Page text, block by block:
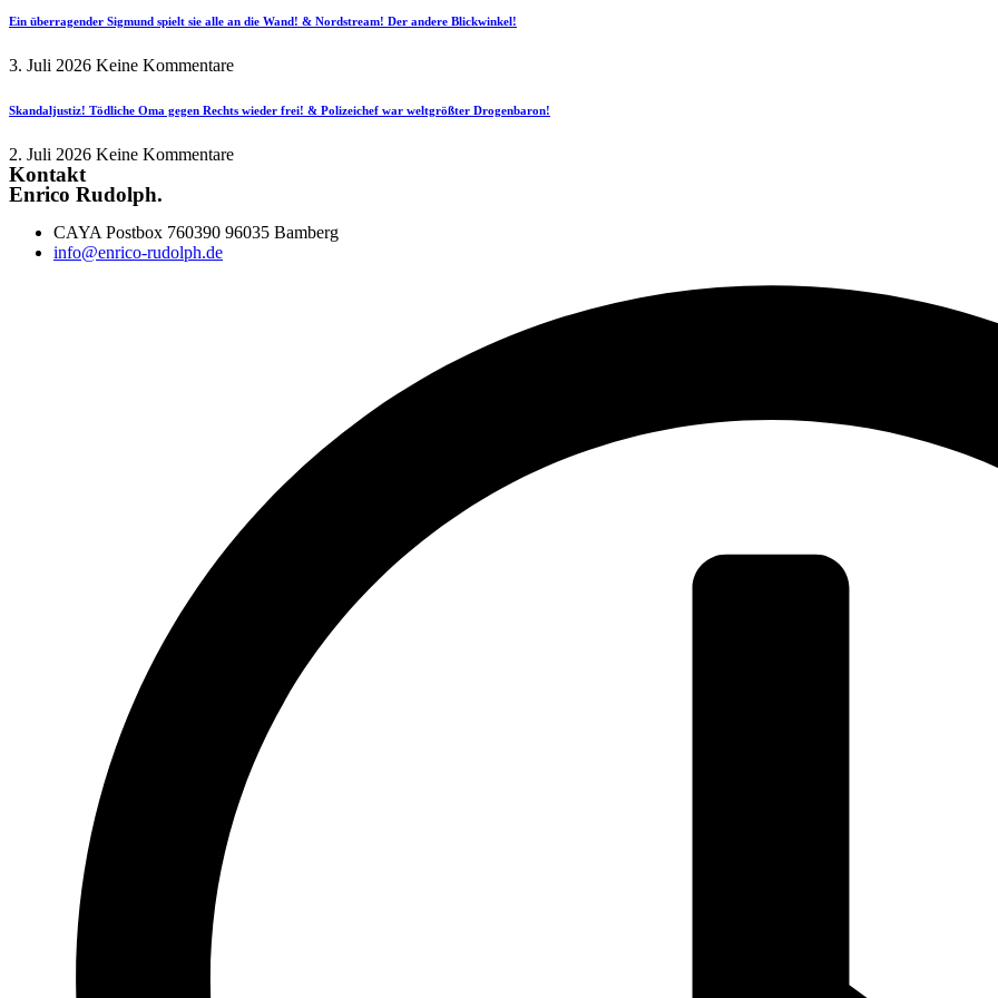
Ein überragender Sigmund spielt sie alle an die Wand! & Nordstream! Der andere Blickwinkel!
3. Juli 2026 Keine Kommentare
Skandaljustiz! Tödliche Oma gegen Rechts wieder frei! & Polizeichef war weltgrößter Drogenbaron!
2. Juli 2026 Keine Kommentare
Kontakt
Enrico Rudolph.
CAYA Postbox 760390 96035 Bamberg
info@enrico-rudolph.de